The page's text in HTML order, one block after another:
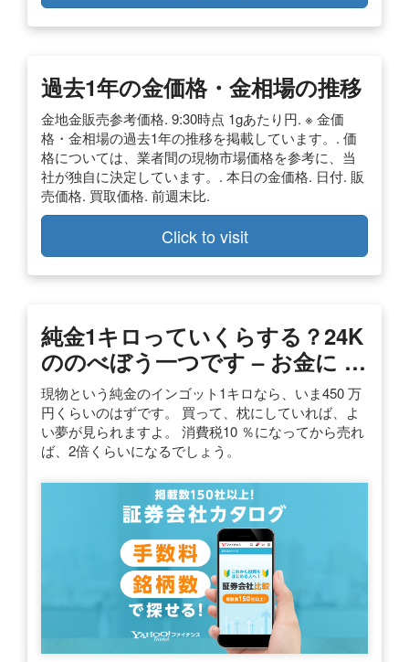
過去1年の金価格・金相場の推移
金地金販売参考価格. 9:30時点 1gあたり円. ※ 金価
格・金相場の過去1年の推移を掲載しています。. 価
格については、業者間の現物市場価格を参考に、当
社が独自に決定しています。. 本日の金価格. 日付. 販
売価格. 買取価格. 前週末比.
Click to visit
純金1キロっていくらする？24K
ののべぼう一つです – お金に …
現物という純金のインゴット1キロなら、いま450 万
円くらいのはずです。 買って、枕にしていれば、よ
い夢が見られますよ。 消費税10 ％になってから売れ
ば、2倍くらいになるでしょう。